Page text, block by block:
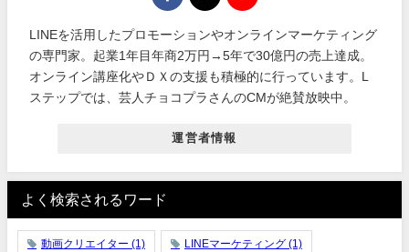
LINEを活用したプロモーションやオンラインマーケティング
の専門家。起業1年目年商2万円→5年で30億円の売上達成。
オンライン講座化やＤＸの支援も積極的に行っています。L
ステップでは、芸人チョコプラさんのCMが絶賛放映中。
運営者情報
よく検索されるワード
動画クリエイター (1) LINEマーケティング (1)